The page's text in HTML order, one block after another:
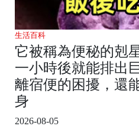
生活百科
它被稱為便秘的剋
一小時後就能排出
離宿便的困擾，還
身
2026-08-05